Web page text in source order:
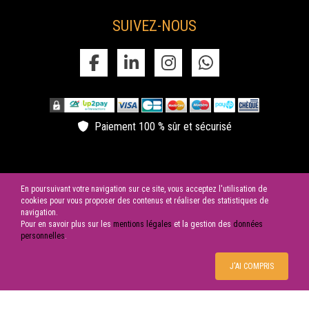
En poursuivant votre navigation sur ce site, vous acceptez l'utilisation de
cookies pour vous proposer des contenus et réaliser des statistiques de
navigation.
Pour en savoir plus sur les mentions légales et la gestion des données
personnelles.
J'AI COMPRIS
Les différentes salle présentent au Château de la Garrigue vous
Après le succès de l’an passé, nous vous invitons à découvrir la
2ème édition de Cirque en Fête 2022, au Château de la Garrigue
SUIVEZ-NOUS
Paiement 100 % sûr et sécurisé
© 2026 SAS LES CYGNES NOIRS | Tous droits réservés